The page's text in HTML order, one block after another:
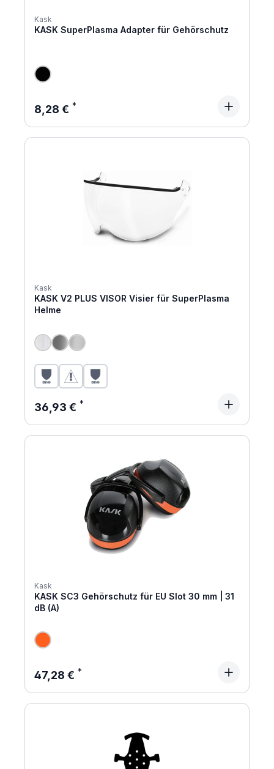
Kask
KASK SuperPlasma Adapter für Gehörschutz
Regulärer Preis:
8,28 €
Kask
KASK V2 PLUS VISOR Visier für SuperPlasma
Helme
Regulärer Preis:
36,93 €
Kask
KASK SC3 Gehörschutz für EU Slot 30 mm | 31
dB (A)
Regulärer Preis:
47,28 €